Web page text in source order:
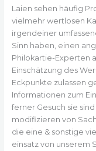
Laien sehen häufig
vielmehr wertlosen
irgendeiner
Sinn haben, einen
Philokartie-Experten
Einschätzung des
Eckpunkte zulassen
Informationen zum
ferner Gesuch sie
modifizieren von
die eine & sonstige
einsatz von unserem